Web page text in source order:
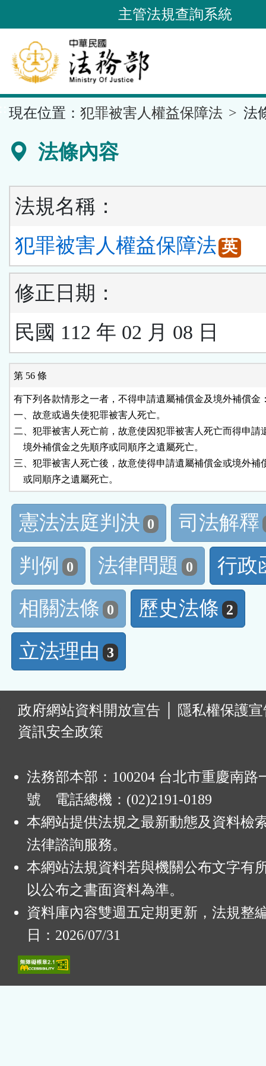
到
要
內
容
區
主管法規查詢系統
現在位置： 犯罪被害人權益保障法 法
法條內容
法規名稱：
犯罪被害人權益保障法 英
修正日期：
民國 112 年 02 月 08 日
第 56 條
有下列各款情形之一者，不得申請遺屬補償金及境外補償金
一、故意或過失使犯罪被害人死亡。
二、犯罪被害人死亡前，故意使因犯罪被害人死亡而得申請
    境外補償金之先順序或同順序之遺屬死亡。
三、犯罪被害人死亡後，故意使得申請遺屬補償金或境外補
    或同順序之遺屬死亡。
憲法法庭判決 0
司法解釋
判例
0 法律問題 0
行政
相關法條 0 歷史法條 2
立法理由 3
政府網站資料開放宣告
隱私權保護
資訊安全政策
法務部本部：100204 台北市重慶南路
號 電話總機：(02)2191-0189
本網站提供法規之最新動態及資料檢
法律諮詢服務。
本網站法規資料若與機關公布文字有
以公布之書面資料為準。
資料庫內容雙週五定期更新，法規整
日：2026/07/31